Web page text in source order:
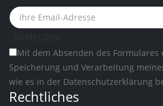
Mit dem Absenden des Formulares
Speicherung und Verarbeitung
wie es in der Datenschutzerklärung
Rechtliches